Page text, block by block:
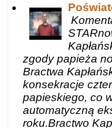
zgody papieża
Bractwa
konsekracje
papieskiego, co
automatyczną
roku.Bractwo